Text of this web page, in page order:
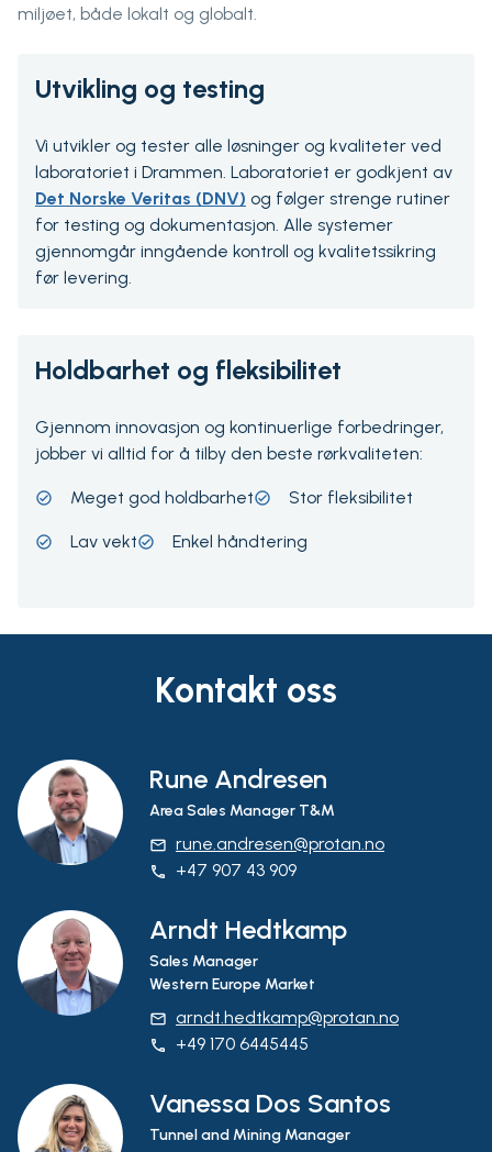
miljøet, både lokalt og globalt.
Utvikling og testing
Vi utvikler og tester alle løsninger og kvaliteter ved
laboratoriet i Drammen. Laboratoriet er godkjent av
Det Norske Veritas (DNV) og følger strenge rutiner
for testing og dokumentasjon. Alle systemer
gjennomgår inngående kontroll og kvalitetssikring
før levering.
Holdbarhet og fleksibilitet
Gjennom innovasjon og kontinuerlige forbedringer,
jobber vi alltid for å tilby den beste rørkvaliteten:
Meget god holdbarhet Stor fleksibilitet
Lav vekt Enkel håndtering
Kontakt oss
Rune Andresen
Area Sales Manager T&M
email rune.andresen@protan.no
phone +47 907 43 909
Arndt Hedtkamp
Sales Manager
Western Europe Market
email arndt.hedtkamp@protan.no
phone +49 170 6445445
Vanessa Dos Santos
Tunnel and Mining Manager